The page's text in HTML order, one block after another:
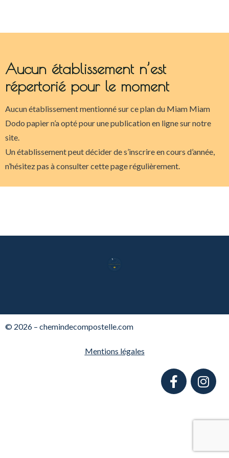
Aucun établissement n’est
répertorié pour le moment
Aucun établissement mentionné sur ce plan du Miam Miam
Dodo papier n’a opté pour une publication en ligne sur notre
site.
Un établissement peut décider de s’inscrire en cours d’année,
n’hésitez pas à consulter cette page régulièrement.
© 2026 – chemindecompostelle.com
Mentions légales